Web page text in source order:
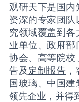
观研天下是国
资深的专家团
究领域覆盖到
业单位、政府
协会、高等院校
告及定制报告
国玻璃、中国
领先企业，并得